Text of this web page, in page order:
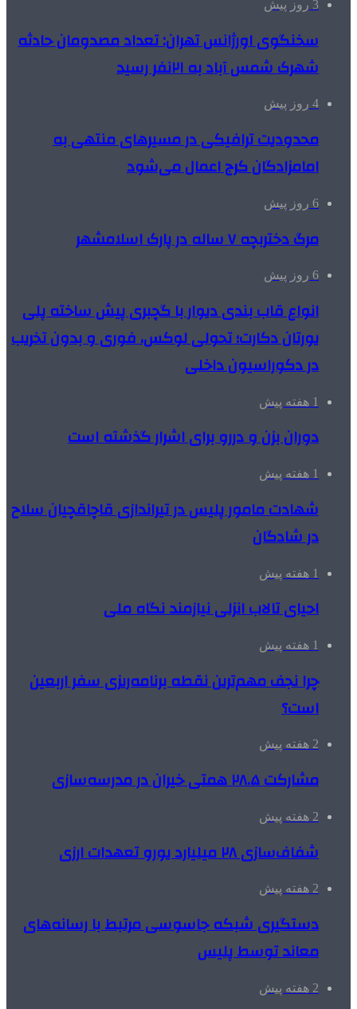
3 روز پیش
سخنگوی اورژانس تهران: تعداد مصدومان حادثه
شهرک شمس آباد به ۲۱نفر رسید
4 روز پیش
محدودیت ترافیکی در مسیرهای منتهی به
امامزادگان کرج اعمال می‌شود
6 روز پیش
مرگ دختربچه ۷ ساله در پارک اسلامشهر
6 روز پیش
انواع قاب بندی دیوار با گچبری پیش ساخته پلی
یورتان دکارت؛ تحولی لوکس، فوری و بدون تخریب
در دکوراسیون داخلی
1 هفته پیش
دوران بزن و دررو برای اشرار گذشته است
1 هفته پیش
شهادت مامور پلیس در تیراندازی قاچاقچیان سلاح
در شادگان
1 هفته پیش
احیای تالاب انزلی نیازمند نگاه ملی
1 هفته پیش
چرا نجف مهم‌ترین نقطه برنامه‌ریزی سفر اربعین
است؟
2 هفته پیش
مشارکت ۲۸.۵ همتی خیران در مدرسه‌سازی
2 هفته پیش
شفاف‌سازی ۲۸ میلیارد یورو تعهدات ارزی
2 هفته پیش
دستگیری شبکه جاسوسی مرتبط با رسانه‌های
معاند توسط پلیس
2 هفته پیش